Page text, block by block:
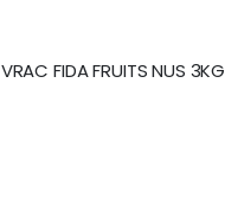
VRAC FIDA FRUITS NUS 3KG